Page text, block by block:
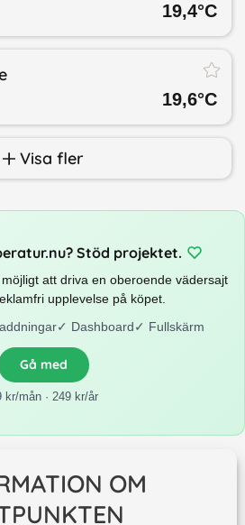
19,4°C
19,6°C
Visa fler
Stöd projektet.
att driva en oberoende vädersajt
upplevelse på köpet.
✓ Dashboard✓ Fullskärm
Gå med
kr/mån · 249 kr/år
OM